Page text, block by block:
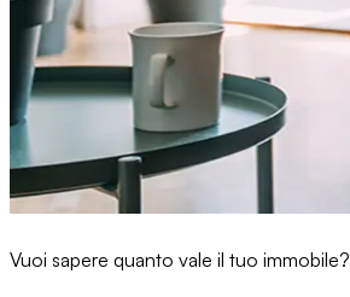
Vuoi sapere quanto vale il tuo immobile?